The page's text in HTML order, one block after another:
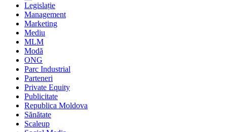
Legislație
Management
Marketing
Mediu
MLM
Modă
ONG
Parc Industrial
Parteneri
Private Equity
Publicitate
Republica Moldova
Sănătate
Scaleup